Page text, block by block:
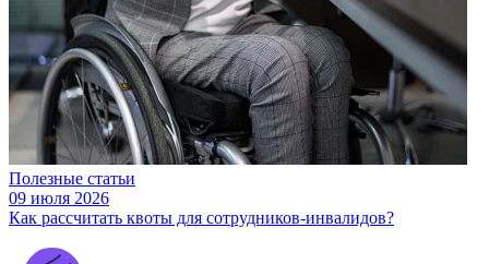
Полезные статьи
09 июля 2026
Как рассчитать квоты для сотрудников-инвалидов?